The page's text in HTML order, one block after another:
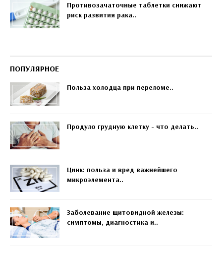
Противозачаточные таблетки снижают
риск развития рака..
ПОПУЛЯРНОЕ
Польза холодца при переломе..
Продуло грудную клетку - что делать..
Цинк: польза и вред важнейшего
микроэлемента..
Заболевание щитовидной железы:
симптомы, диагностика и..